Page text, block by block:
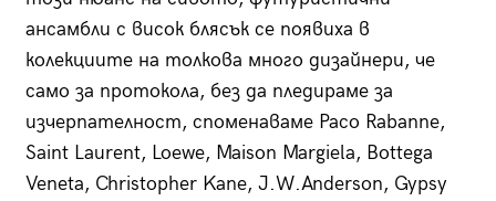
ансамбли с висок блясък се появиха в
колекциите на толкова много дизайнери, че
само за протокола, без да пледираме за
изчерпателност, споменаваме Paco Rabanne,
Saint Laurent, Loewe, Maison Margiela, Bottega
Veneta, Christopher Kane, J.W.Anderson, Gypsy